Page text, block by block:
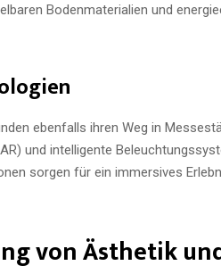
Bodenmaterialien und
ebenfalls ihren Weg in
und intelligente
sorgen für ein immersives
von Ästhetik